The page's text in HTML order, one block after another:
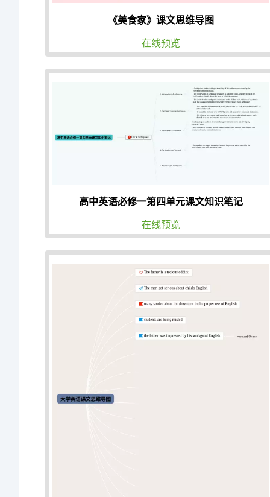
《美食家》课文思维导图
在线预览
高中英语必修一第四单元课文知识笔记
在线预览